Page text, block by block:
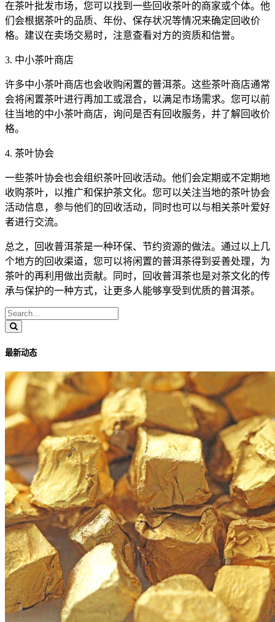
在茶叶批发市场，您可以找到一些回收茶叶的商家或个体。他
们会根据茶叶的品质、年份、保存状况等情况来确定回收价
格。建议在卖场交易时，注意查看对方的资质和信誉。
3. 中小茶叶商店
许多中小茶叶商店也会收购闲置的普洱茶。这些茶叶商店通常
会将闲置茶叶进行再加工或混合，以满足市场需求。您可以前
往当地的中小茶叶商店，询问是否有回收服务，并了解回收价
格。
4. 茶叶协会
一些茶叶协会也会组织茶叶回收活动。他们会定期或不定期地
收购茶叶，以推广和保护茶文化。您可以关注当地的茶叶协会
活动信息，参与他们的回收活动，同时也可以与相关茶叶爱好
者进行交流。
总之，回收普洱茶是一种环保、节约资源的做法。通过以上几
个地方的回收渠道，您可以将闲置的普洱茶得到妥善处理，为
茶叶的再利用做出贡献。同时，回收普洱茶也是对茶文化的传
承与保护的一种方式，让更多人能够享受到优质的普洱茶。
最新动态